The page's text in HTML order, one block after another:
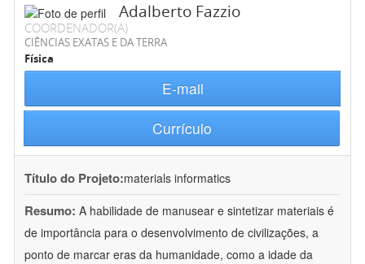
Adalberto Fazzio
COORDENADOR(A)
CIÊNCIAS EXATAS E DA TERRA
Física
E-mail
Currículo
Título do Projeto:materials informatics
Resumo: A habilidade de manusear e sintetizar materiais é
de importância para o desenvolvimento de civilizações, a
ponto de marcar eras da humanidade, como a idade da